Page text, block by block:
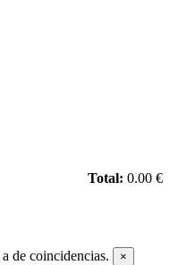
Total: 0.00 €
a de coincidencias. ×